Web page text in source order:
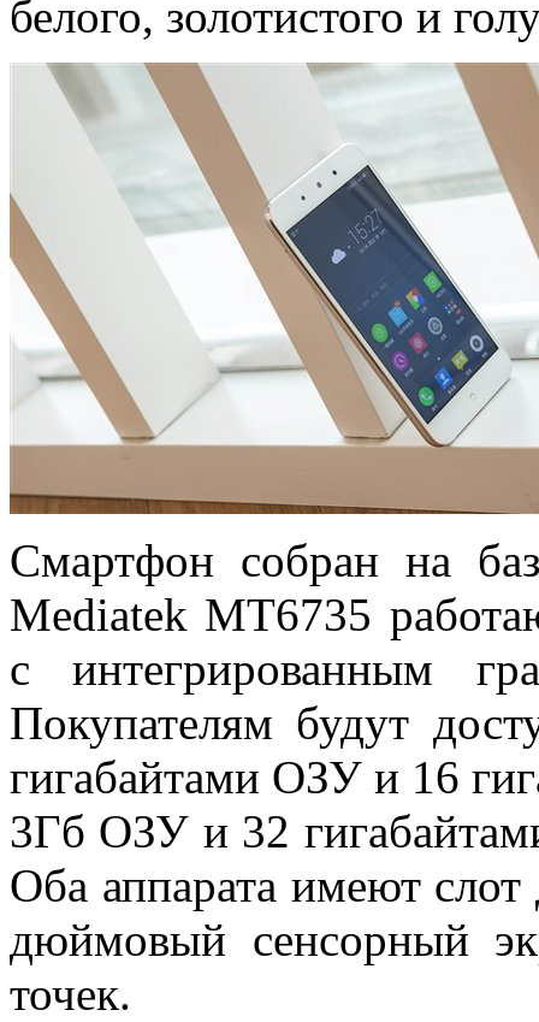
белого, золотистого и
Смартфон собран на
Mediatek MT6735
с интегрированным
Покупателям будут
гигабайтами ОЗУ и 16
3Гб ОЗУ и 32
Оба аппарата имеют
дюймовый сенсорный
точек.